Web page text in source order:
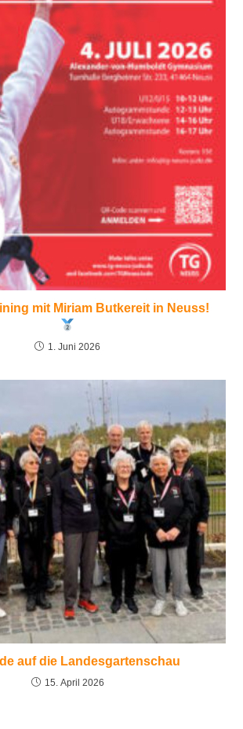
mit Miriam Butkereit in Neuss!
1. Juni 2026
auf die Landesgartenschau
15. April 2026